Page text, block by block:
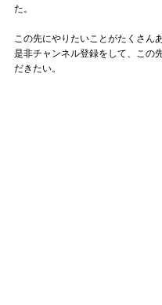
た。
この先にやりたいことがたくさん
是非チャンネル登録をして、この
だきたい。